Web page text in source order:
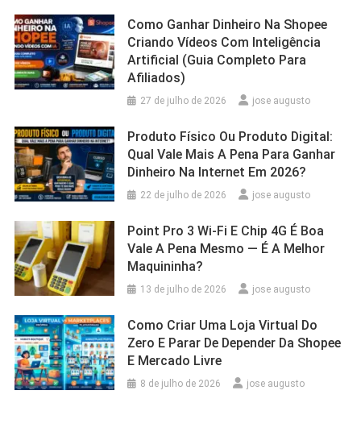
Como Ganhar Dinheiro Na Shopee
Criando Vídeos Com Inteligência
Artificial (Guia Completo Para
Afiliados)
27 de julho de 2026 jose augusto
Produto Físico Ou Produto Digital:
Qual Vale Mais A Pena Para Ganhar
Dinheiro Na Internet Em 2026?
22 de julho de 2026 jose augusto
Point Pro 3 Wi‑Fi E Chip 4G É Boa
Vale A Pena Mesmo — É A Melhor
Maquininha?
13 de julho de 2026 jose augusto
Como Criar Uma Loja Virtual Do
Zero E Parar De Depender Da Shopee
E Mercado Livre
8 de julho de 2026 jose augusto